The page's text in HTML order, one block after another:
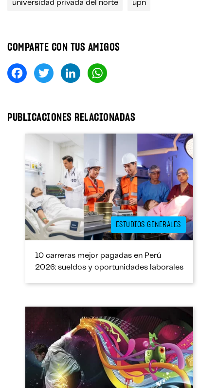
universidad privada del norte upn
COMPARTE CON TUS AMIGOS
Fa
ce
ok
T
wi
er
Li
nk
In
A
pp
PUBLICACIONES RELACIONADAS
ESTUDIOS GENERALES
10 carreras mejor pagadas en Perú
2026: sueldos y oportunidades laborales